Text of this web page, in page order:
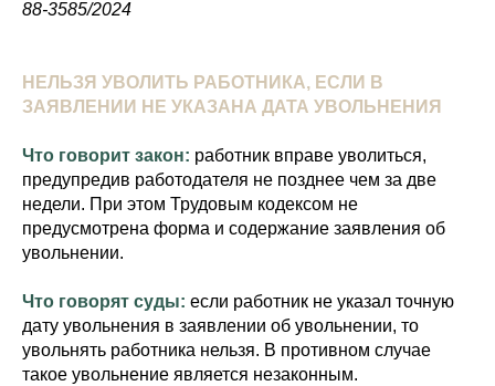
88-3585/2024
НЕЛЬЗЯ УВОЛИТЬ РАБОТНИКА, ЕСЛИ В
ЗАЯВЛЕНИИ НЕ УКАЗАНА ДАТА УВОЛЬНЕНИЯ
Что говорит закон: работник вправе уволиться,
предупредив работодателя не позднее чем за две
недели. При этом Трудовым кодексом не
предусмотрена форма и содержание заявления об
увольнении.
Что говорят суды: если работник не указал точную
дату увольнения в заявлении об увольнении, то
увольнять работника нельзя. В противном случае
такое увольнение является незаконным.